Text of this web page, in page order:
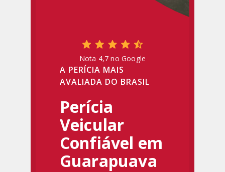
Nota 4,7 no Google
A PERÍCIA MAIS
AVALIADA DO BRASIL
Perícia
Veicular
Confiável em
Guarapuava